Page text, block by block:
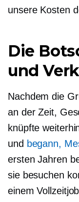
unsere Kosten
Die
und
Nachdem die
an der Zeit,
knüpfte
und begann,
ersten Jahren
sie besuchen
einem